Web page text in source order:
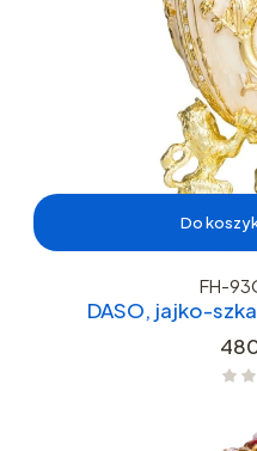
Do
FH-
DASO, jajko-